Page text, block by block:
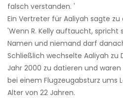
falsch verstanden. '
Ein Vertreter für Aaliyah sagte
'Wenn R. Kelly auftaucht, spricht
Namen und niemand darf
Schließlich wechselte Aaliyah zu
Jahr 2000 zu datieren und
bei einem Flugzeugabsturz ums
Alter von 22 Jahren.